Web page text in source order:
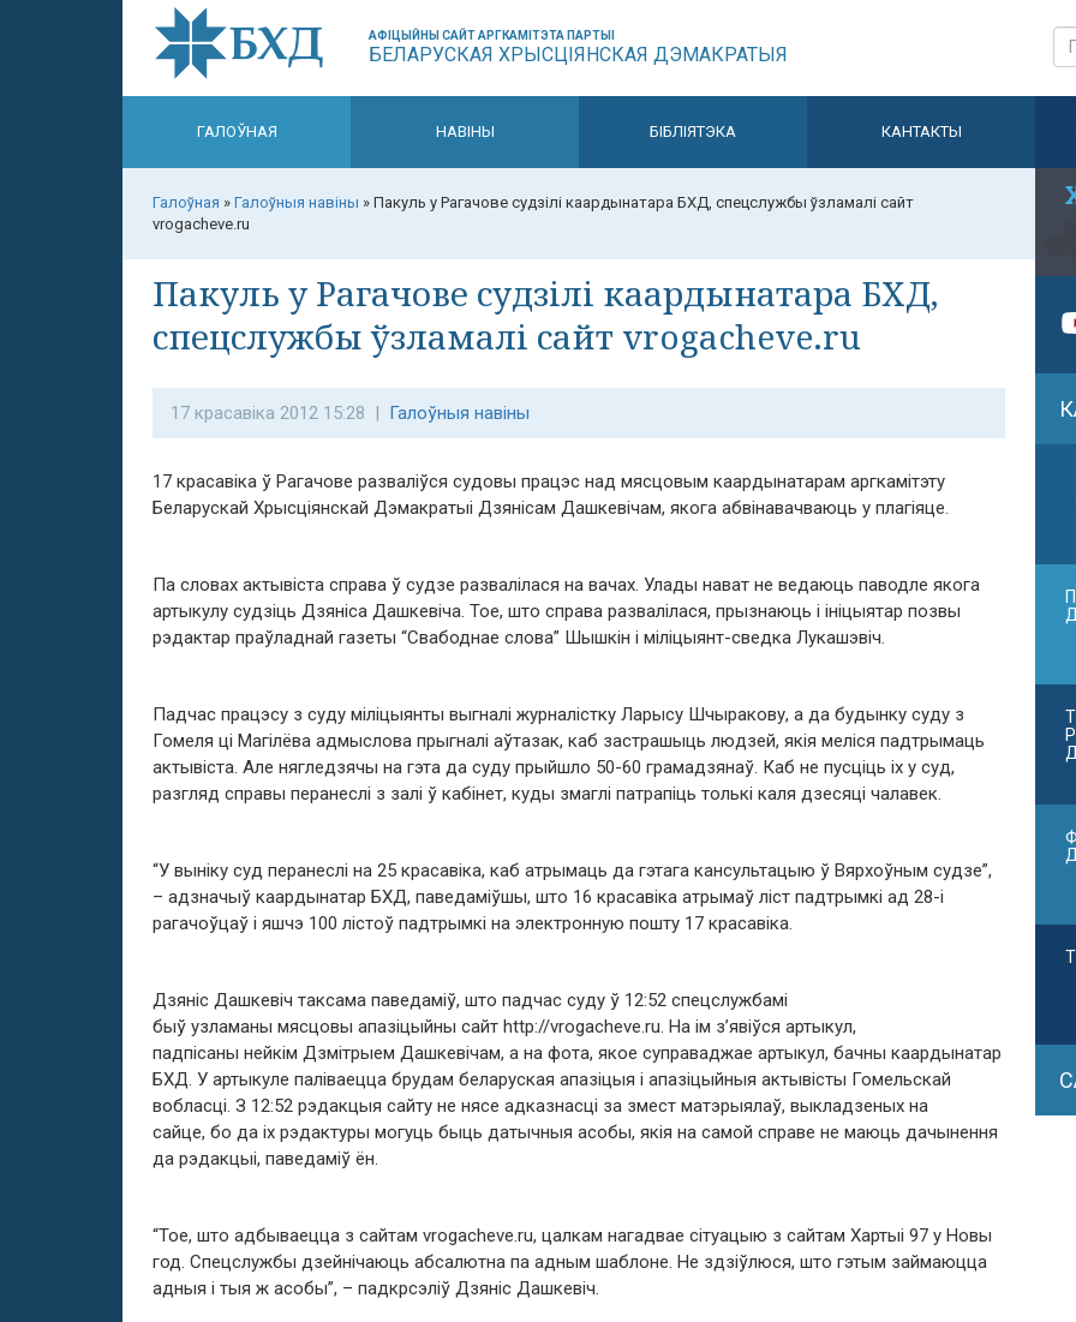
АФІЦЫЙНЫ САЙТ АРГКАМІТЭТА ПАРТЫІ
БЕЛАРУСКАЯ ХРЫСЦІЯНСКАЯ ДЭМАКРАТЫЯ
ГАЛОЎНАЯ НАВІНЫ БІБЛІЯТЭКА КАНТАКТЫ
Галоўная » Галоўныя навіны » Пакуль у Рагачове судзілі каардынатара БХД, спецслужбы ўзламалі сайт
vrogacheve.ru
Пакуль у Рагачове судзілі каардынатара БХД,
спецслужбы ўзламалі сайт vrogacheve.ru
17 красавіка 2012 15:28 | Галоўныя навіны
17 красавіка ў Рагачове разваліўся судовы працэс над мясцовым каардынатарам аргкамітэту
Беларускай Хрысціянскай Дэмакратыі Дзянісам Дашкевічам, якога абвінавачваюць у плагіяце.
Па словах актывіста справа ў судзе развалілася на вачах. Улады нават не ведаюць паводле якога
артыкулу судзіць Дзяніса Дашкевіча. Тое, што справа развалілася, прызнаюць і ініцыятар позвы
рэдактар праўладнай газеты “Свабоднае слова” Шышкін і міліцыянт-сведка Лукашэвіч.
Падчас працэсу з суду міліцыянты выгналі журналістку Ларысу Шчыракову, а да будынку суду з
Гомеля ці Магілёва адмыслова прыгналі аўтазак, каб застрашыць людзей, якія меліся падтрымаць
актывіста. Але нягледзячы на гэта да суду прыйшло 50-60 грамадзянаў. Каб не пусціць іх у суд,
разгляд справы перанеслі з залі ў кабінет, куды змаглі патрапіць толькі каля дзесяці чалавек.
“У выніку суд перанеслі на 25 красавіка, каб атрымаць да гэтага кансультацыю ў Вярхоўным судзе”,
– адзначыў каардынатар БХД, паведаміўшы, што 16 красавіка атрымаў ліст падтрымкі ад 28-і
рагачоўцаў і яшчэ 100 лістоў падтрымкі на электронную пошту 17 красавіка.
Дзяніс Дашкевіч таксама паведаміў, што падчас суду ў 12:52 спецслужбамі
быў узламаны мясцовы апазіцыйны сайт http://vrogacheve.ru. На ім з’явіўся артыкул,
падпісаны нейкім Дзмітрыем Дашкевічам, а на фота, якое суправаджае артыкул, бачны каардынатар
БХД. У артыкуле паліваецца брудам беларуская апазіцыя і апазіцыйныя актывісты Гомельскай
вобласці. З 12:52 рэдакцыя сайту не нясе адказнасці за змест матэрыялаў, выкладзеных на
сайце, бо да іх рэдактуры могуць быць датычныя асобы, якія на самой справе не маюць дачынення
да рэдакцыі, паведаміў ён.
“Тое, што адбываецца з сайтам vrogacheve.ru, цалкам нагадвае сітуацыю з сайтам Хартыі 97 у Новы
год. Спецслужбы дзейнічаюць абсалютна па адным шаблоне. Не здзіўлюся, што гэтым займаюцца
адныя і тыя ж асобы”, – падкрсэліў Дзяніс Дашкевіч.